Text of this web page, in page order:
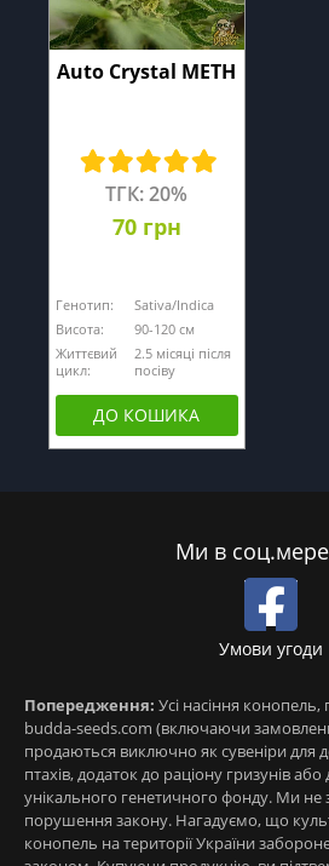
Auto Crystal METH
ТГК: 20%
70 грн
Генотип:
Sativa/Indica
Висота:
90-120 см
Життєвий
цикл:
2.5 місяці після
посіву
ДО КОШИКА
Ми в
Умови угоди
Попередження: Усі насіння конопель,
budda-seeds.com (включаючи
продаються виключно як сувеніри для
птахів, додаток до раціону гризунів
унікального генетичного фонду. Ми не
порушення закону. Нагадуємо, що
конопель на території України